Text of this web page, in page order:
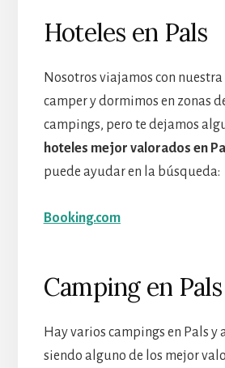
Hoteles en Pals
Nosotros viajamos con
camper y dormimos en zonas
campings, pero te dejamos
hoteles mejor valorados en
puede ayudar en la búsqueda:
Booking.com
Camping en Pals
Hay varios campings en Pals y
siendo alguno de los mejor